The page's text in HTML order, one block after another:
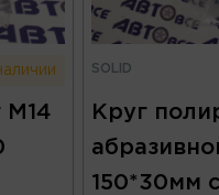
М14
SOLID
Круг
150*30мм